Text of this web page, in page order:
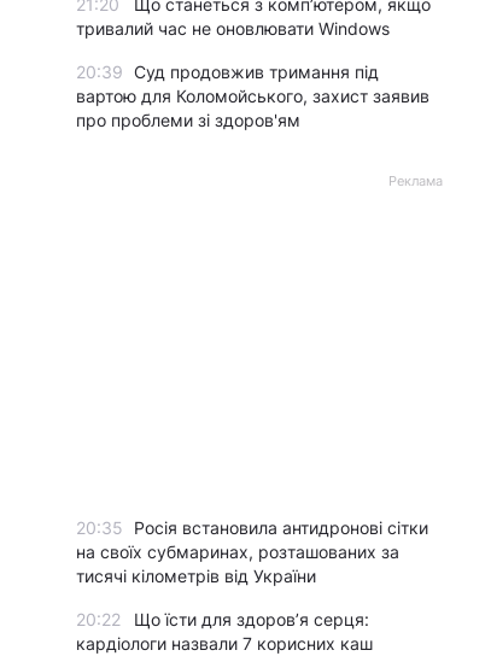
21:20
Що станеться з комп’ютером, якщо
тривалий час не оновлювати Windows
20:39 Суд продовжив тримання під
вартою для Коломойського, захист заявив
про проблеми зі здоров'ям
Реклама
20:35
Росія встановила антидронові сітки
на своїх субмаринах, розташованих за
тисячі кілометрів від України
20:22
Що їсти для здоров’я серця:
кардіологи назвали 7 корисних каш